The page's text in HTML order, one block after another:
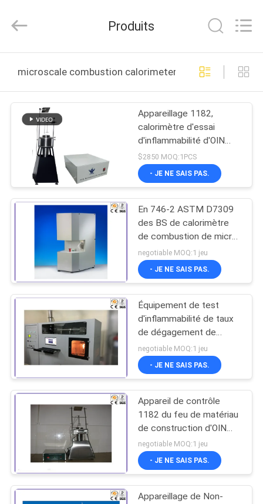
PRODUITS
SHOW
AU
SUJET
NOUS
VISITE
D'USINE
CONTACTEZ-
NOUS
NOUVELLES
DEMANDEZ
UNE
CITATION
INSTRUMENT
Rights
Produits
microscale combustion calorimeter fabrication en
Appareillage 1182,
calorimètre d'essai
d'inflammabilité d'OIN
d'en de combustion de la
micro-échelle 1.5KVA
$2850 MOQ:1PCS
- JE NE SAIS PAS.
En 746-2 ASTM D7309
des BS de calorimètre
de combustion de micro-
échelle de matériau de
construction
negotiable MOQ:1 jeu
- JE NE SAIS PAS.
Équipement de test
d'inflammabilité de taux
de dégagement de
chaleur de matériau de
construction/OIN 5660-1
calorimètre de cône
negotiable MOQ:1 jeu
- JE NE SAIS PAS.
Appareil de contrôle
1182 du feu de matériau
de construction d'OIN
d'en/d'ordinateur appareil
de contrôle micro de
combustibilité non
negotiable MOQ:1 jeu
- JE NE SAIS PAS.
Appareillage de Non-